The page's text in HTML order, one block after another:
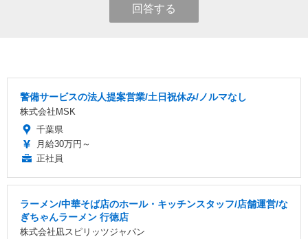
回答する
警備サービスの法人提案営業/土日祝休み/ノルマなし
株式会社MSK
千葉県
月給30万円～
正社員
ラーメン/中華そば店のホール・キッチンスタッフ/店舗運営/な
ぎちゃんラーメン 行徳店
株式会社凪スピリッツジャパン